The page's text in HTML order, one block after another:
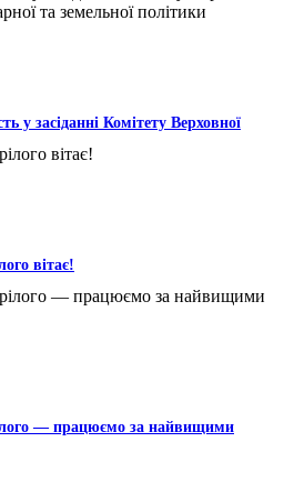
у засіданні Комітету Верховної
вітає!
— працюємо за найвищими